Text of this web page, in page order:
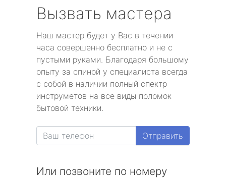
Вызвать мастера
Наш мастер будет у Вас в течении
часа совершенно бесплатно и не с
пустыми руками. Благодаря большому
опыту за спиной у специалиста всегда
с собой в наличии полный спектр
инструметов на все виды поломок
бытовой техники.
Отправить
Или позвоните по номеру